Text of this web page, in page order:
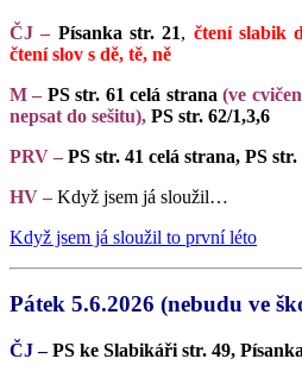
ČJ – Písanka str. 21, čtení slabik
čtení slov s dě, tě, ně
M – PS str. 61 celá strana (ve
nepsat do sešitu), PS str. 62/1,3,6
PRV – PS str. 41 celá strana, PS str.
HV – Když jsem já sloužil…
Když jsem já sloužil to první léto
Pátek 5.6.2026 (nebudu ve
ČJ –PS ke Slabikáři str. 49,